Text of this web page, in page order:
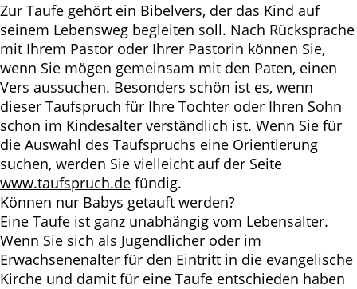
Zur Taufe gehört ein Bibelvers, der das Kind auf
seinem Lebensweg begleiten soll. Nach Rücksprache
mit Ihrem Pastor oder Ihrer Pastorin können Sie,
wenn Sie mögen gemeinsam mit den Paten, einen
Vers aussuchen. Besonders schön ist es, wenn
dieser Taufspruch für Ihre Tochter oder Ihren Sohn
schon im Kindesalter verständlich ist. Wenn Sie für
die Auswahl des Taufspruchs eine Orientierung
suchen, werden Sie vielleicht auf der Seite
www.taufspruch.de fündig.
Können nur Babys getauft werden?
Eine Taufe ist ganz unabhängig vom Lebensalter.
Wenn Sie sich als Jugendlicher oder im
Erwachsenenalter für den Eintritt in die evangelische
Kirche und damit für eine Taufe entschieden haben